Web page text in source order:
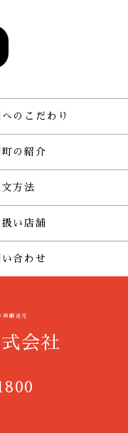
のこだわり
の紹介
文方法
い店舗
い合わせ
酒醸造元
会社